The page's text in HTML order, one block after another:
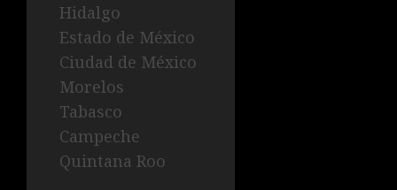
Hidalgo
Estado de México
Ciudad de México
Morelos
Tabasco
Campeche
Quintana Roo